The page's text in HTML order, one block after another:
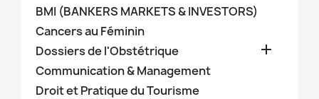
BMI (BANKERS MARKETS & INVESTORS)
Cancers au Féminin
Dossiers de l'Obstétrique

Communication & Management
Droit et Pratique du Tourisme